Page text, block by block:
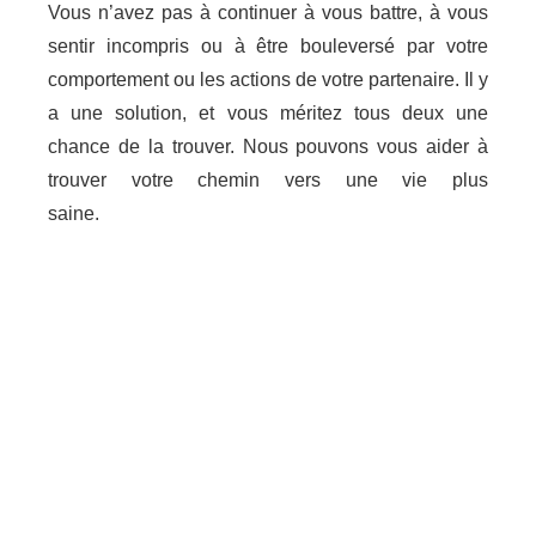
Vous n’avez pas à continuer à vous battre, à vous
sentir incompris ou à être bouleversé par votre
comportement ou les actions de votre partenaire. Il y
a une solution, et vous méritez tous deux une
chance de la trouver. Nous pouvons vous aider à
trouver votre chemin vers une vie plus
saine.